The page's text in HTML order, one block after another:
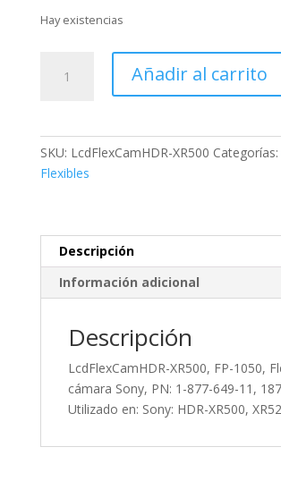
Hay existencias
XR500,
877-
649-
187764911,
Utilizado
Sony:
HDR-
XR520
Añadir al carrito
SKU: LcdFlexCamHDR-XR500 Categorías:
Flexibles
Descripción
Información adicional
Descripción
LcdFlexCamHDR-XR500, FP-1050,
cámara Sony, PN: 1-877-649-11,
Utilizado en: Sony: HDR-XR500,